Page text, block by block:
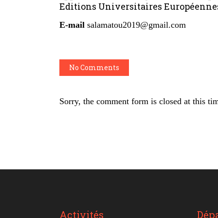
Editions Universitaires
E-mail salamatou2019@gmail.com
No Comments
Sorry, the comment form is closed at this
Activités